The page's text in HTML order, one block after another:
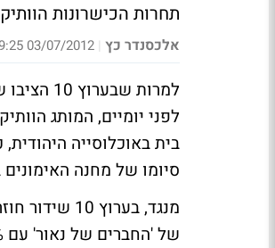
תחרות הכישרונות
אלכסנדר כץ |
03/07/2012 09:25
לפני יומיים, המותג
סיומו של מחנה האימונים באילת, רשם רק
של 'החברים של נאור' עם 6.9%. הסדרה' 30 שקל לשעה' (ערוץ 1) עם 4.3%.